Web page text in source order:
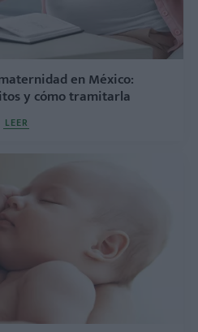
en México:
y cómo tramitarla
LEER